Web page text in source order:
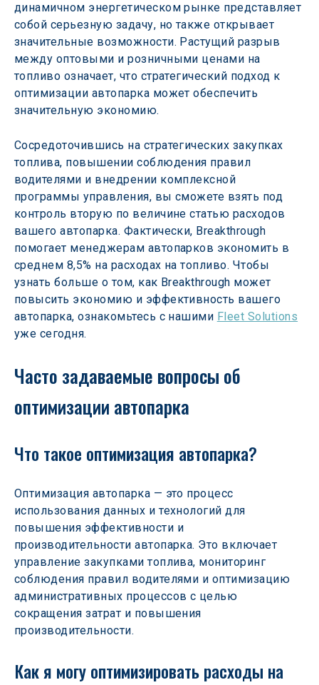
динамичном энергетическом рынке представляет
собой серьезную задачу, но также открывает
значительные возможности. Растущий разрыв
между оптовыми и розничными ценами на
топливо означает, что стратегический подход к
оптимизации автопарка может обеспечить
значительную экономию.
Сосредоточившись на стратегических закупках
топлива, повышении соблюдения правил
водителями и внедрении комплексной
программы управления, вы сможете взять под
контроль вторую по величине статью расходов
вашего автопарка. Фактически, Breakthrough
помогает менеджерам автопарков экономить в
среднем 8,5% на расходах на топливо. Чтобы
узнать больше о том, как Breakthrough может
повысить экономию и эффективность вашего
автопарка, ознакомьтесь с нашими Fleet Solutions
уже сегодня.
Часто задаваемые вопросы об
оптимизации автопарка
Что такое оптимизация автопарка?
Оптимизация автопарка — это процесс
использования данных и технологий для
повышения эффективности и
производительности автопарка. Это включает
управление закупками топлива, мониторинг
соблюдения правил водителями и оптимизацию
административных процессов с целью
сокращения затрат и повышения
производительности.
Как я могу оптимизировать расходы на